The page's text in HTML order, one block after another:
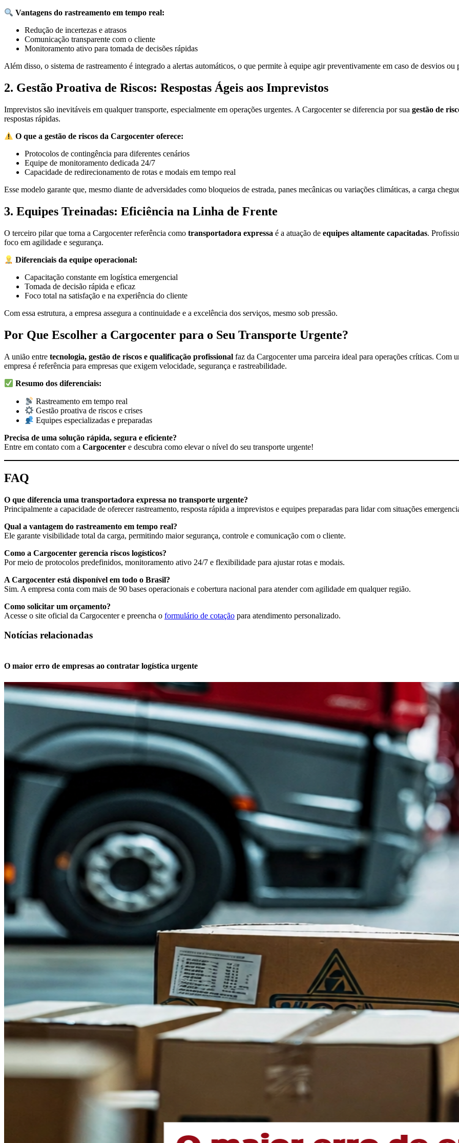
Vantagens do rastreamento em tempo real:
Redução de incertezas e atrasos
Comunicação transparente com o cliente
Monitoramento ativo para tomada de decisões rápidas
Além disso, o sistema de rastreamento é integrado a alertas automáticos, o que permite à equipe agir preventivamente em caso de desvios ou
2. Gestão Proativa de Riscos: Respostas Ágeis aos Imprevistos
Imprevistos são inevitáveis em qualquer transporte, especialmente em operações urgentes. A Cargocenter se diferencia por sua gestão de
respostas rápidas.
O que a gestão de riscos da Cargocenter oferece:
Protocolos de contingência para diferentes cenários
Equipe de monitoramento dedicada 24/7
Capacidade de redirecionamento de rotas e modais em tempo real
Esse modelo garante que, mesmo diante de adversidades como bloqueios de estrada, panes mecânicas ou variações climáticas, a carga
3. Equipes Treinadas: Eficiência na Linha de Frente
O terceiro pilar que torna a Cargocenter referência como transportadora expressa é a atuação de equipes altamente capacitadas.
foco em agilidade e segurança.
Diferenciais da equipe operacional:
Capacitação constante em logística emergencial
Tomada de decisão rápida e eficaz
Foco total na satisfação e na experiência do cliente
Com essa estrutura, a empresa assegura a continuidade e a excelência dos serviços, mesmo sob pressão.
Por Que Escolher a Cargocenter para o Seu Transporte Urgente?
A união entre tecnologia, gestão de riscos e qualificação profissional faz da Cargocenter uma parceira ideal para operações críticas. Com
empresa é referência para empresas que exigem velocidade, segurança e rastreabilidade.
Resumo dos diferenciais:
Rastreamento em tempo real
Gestão proativa de riscos e crises
Equipes especializadas e preparadas
Precisa de uma solução rápida, segura e eficiente?
Entre em contato com a Cargocenter e descubra como elevar o nível do seu transporte urgente!
FAQ
O que diferencia uma transportadora expressa no transporte urgente?
Principalmente a capacidade de oferecer rastreamento, resposta rápida a imprevistos e equipes preparadas para lidar com situações
Qual a vantagem do rastreamento em tempo real?
Ele garante visibilidade total da carga, permitindo maior segurança, controle e comunicação com o cliente.
Como a Cargocenter gerencia riscos logísticos?
Por meio de protocolos predefinidos, monitoramento ativo 24/7 e flexibilidade para ajustar rotas e modais.
A Cargocenter está disponível em todo o Brasil?
Sim. A empresa conta com mais de 90 bases operacionais e cobertura nacional para atender com agilidade em qualquer região.
Como solicitar um orçamento?
Acesse o site oficial da Cargocenter e preencha o formulário de cotação para atendimento personalizado.
Notícias relacionadas
O maior erro de empresas ao contratar logística urgente